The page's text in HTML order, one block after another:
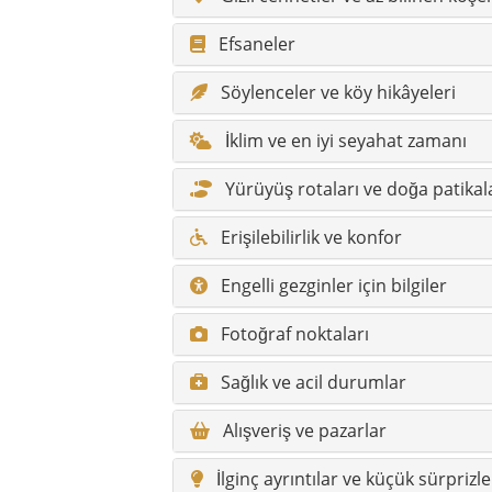
Efsaneler
Söylenceler ve köy hikâyeleri
İklim ve en iyi seyahat zamanı
Yürüyüş rotaları ve doğa
Erişilebilirlik ve konfor
Engelli gezginler için bilgiler
Fotoğraf noktaları
Sağlık ve acil durumlar
Alışveriş ve pazarlar
İlginç ayrıntılar ve küçük